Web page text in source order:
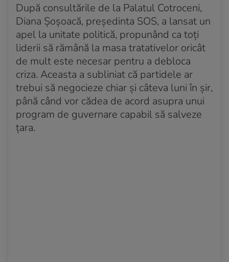
După consultările de la Palatul Cotroceni,
Diana Șoșoacă, președinta SOS, a lansat un
apel la unitate politică, propunând ca toți
liderii să rămână la masa tratativelor oricât
de mult este necesar pentru a debloca
criza. Aceasta a subliniat că partidele ar
trebui să negocieze chiar și câteva luni în șir,
până când vor cădea de acord asupra unui
program de guvernare capabil să salveze
țara.